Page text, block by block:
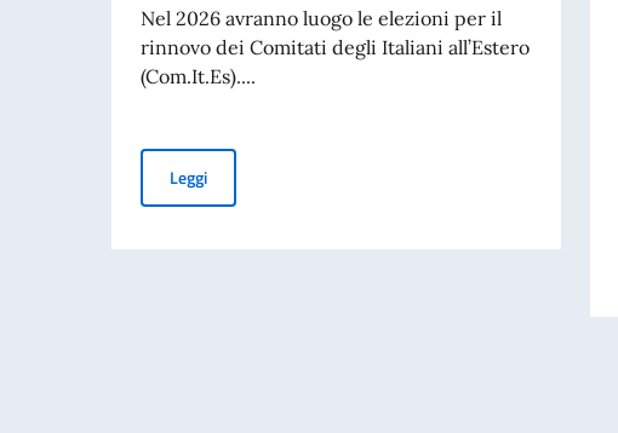
Nel 2026 avranno luogo le elezioni per il
rinnovo dei Comitati degli Italiani all’Estero
(Com.It.Es)....
LeggiElezioni dei COMITES 2026